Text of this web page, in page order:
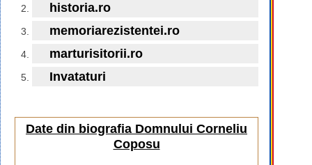
historia.ro
memoriarezistentei.ro
marturisitorii.ro
Invataturi
Date din biografia Domnului Corneliu
Coposu